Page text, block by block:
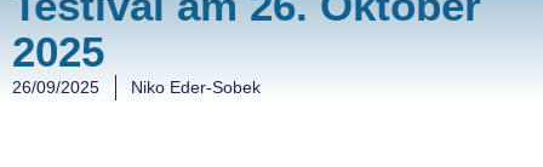
2025
26/09/2025 Niko Eder-Sobek